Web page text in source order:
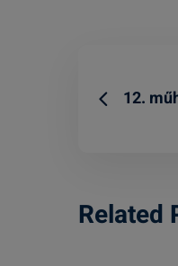
12.
Related